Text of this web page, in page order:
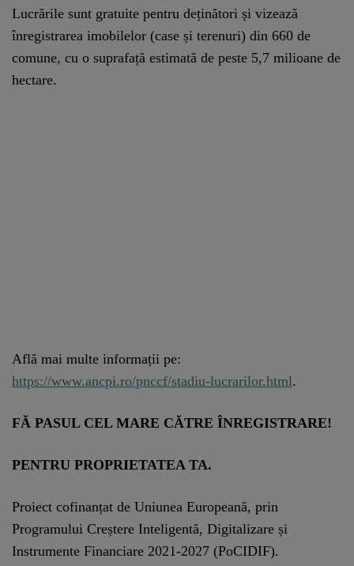
Lucrările sunt gratuite pentru deținători și vizează
înregistrarea imobilelor (case și terenuri) din 660 de
comune, cu o suprafață estimată de peste 5,7 milioane de
hectare.
Află mai multe informații pe:
https://www.ancpi.ro/pnccf/stadiu-lucrarilor.html.
FĂ PASUL CEL MARE CĂTRE ÎNREGISTRARE!
PENTRU PROPRIETATEA TA.
Proiect cofinanțat de Uniunea Europeană, prin
Programului Creștere Inteligentă, Digitalizare și
Instrumente Financiare 2021-2027 (PoCIDIF).